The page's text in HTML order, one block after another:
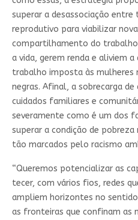
superar a desassociação
reprodutivo para viabilizar
compartilhamento do
a vida, gerem renda e aliviem
trabalho imposta às mulheres
negras. Afinal, a sobrecarga
cuidados familiares e
severamente como é um dos
superar a condição de
tão marcados pelo racismo
“Queremos potencializar as
tecer, com vários fios, redes
ampliem horizontes no
as fronteiras que confinam as